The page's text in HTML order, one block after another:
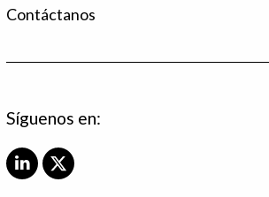
Contáctanos
Síguenos en:
L
X